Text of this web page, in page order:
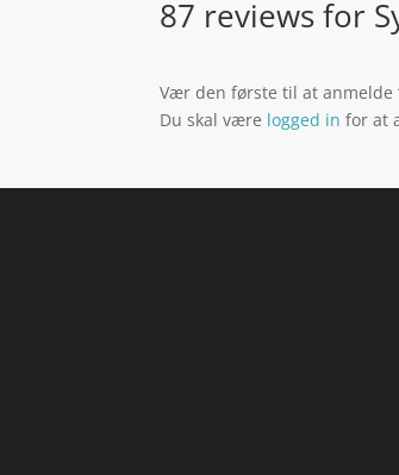
87 reviews for
Vær den første til at anmelde
Du skal være logged in for at